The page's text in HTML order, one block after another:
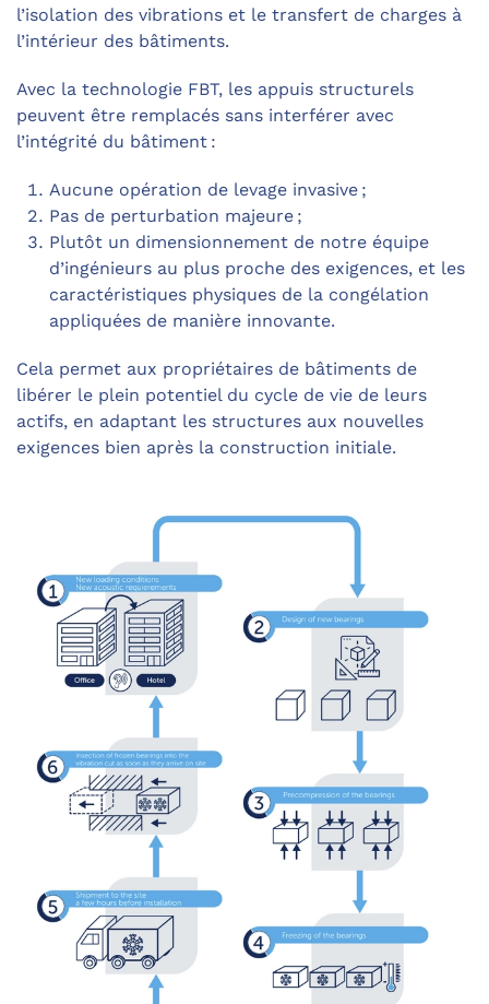
l’isolation des vibrations et le transfert de charges à
l’intérieur des bâtiments.
Avec la technologie FBT, les appuis structurels
peuvent être remplacés sans interférer avec
l’intégrité du bâtiment :
Aucune opération de levage invasive ;
Pas de perturbation majeure ;
Plutôt un dimensionnement de notre équipe
d’ingénieurs au plus proche des exigences, et les
caractéristiques physiques de la congélation
appliquées de manière innovante.
Cela permet aux propriétaires de bâtiments de
libérer le plein potentiel du cycle de vie de leurs
actifs, en adaptant les structures aux nouvelles
exigences bien après la construction initiale.